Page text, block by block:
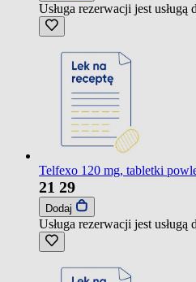
Usługa rezerwacji jest usługą
Telfexo 120 mg, tabletki
21 29
Dodaj
Usługa rezerwacji jest usługą